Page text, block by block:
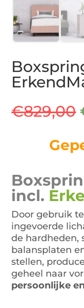
€829,00
incl.
Door gebruik
ingevoerde
de hardheden,
balansplaten
stellen,
geheel naar
persoonlijke